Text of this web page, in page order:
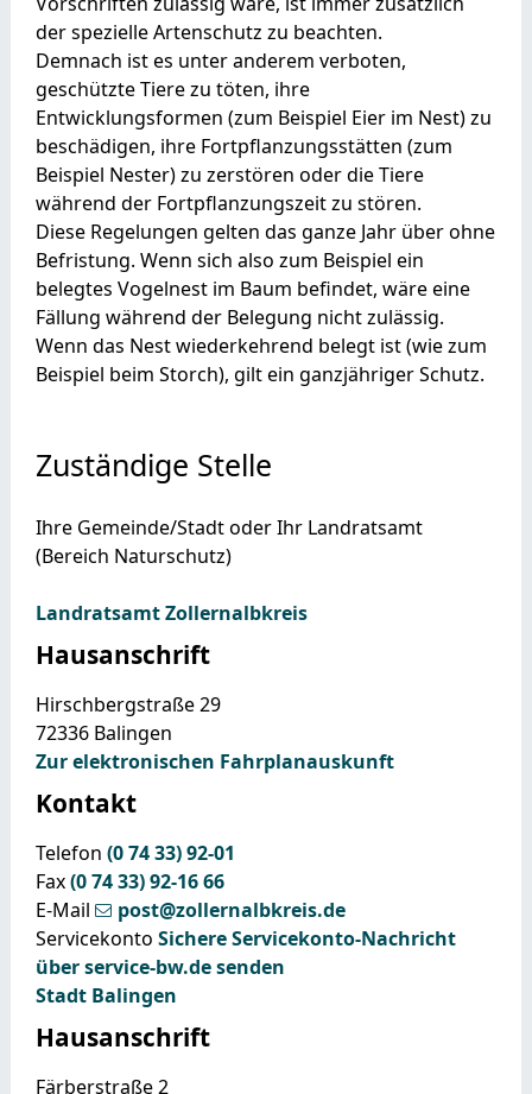
der spezielle Artenschutz zu beachten.
Demnach ist es unter anderem verboten,
geschützte Tiere zu töten, ihre
Entwicklungsformen (zum Beispiel Eier im Nest)zu
beschädigen, ihre Fortpflanzungsstätten (zum
Beispiel Nester)zu zerstören oder die Tiere
während der Fortpflanzungszeit zu stören.
Diese Regelungen gelten das ganze Jahr über ohne
Befristung. Wenn sich also zum Beispiel ein
belegtes Vogelnest im Baum befindet, wäre eine
Fällung während der Belegung nicht zulässig.
Wenn das Nest wiederkehrend belegt ist(wie zum
Beispiel beim Storch), gilt ein ganzjähriger Schutz.
Zuständige Stelle
Ihre Gemeinde/Stadt oder Ihr Landratsamt
(Bereich Naturschutz)
Landratsamt Zollernalbkreis
Hausanschrift
Hirschbergstraße 29
72336 Balingen
Zur elektronischen Fahrplanauskunft
Kontakt
Telefon (07433) 92-01
Fax(07433) 92-1666
E-Mail
post@zollernalbkreis.de
Servicekonto Sichere Servicekonto-Nachricht
über service-bw.de senden
Stadt Balingen
Hausanschrift
Färberstraße 2